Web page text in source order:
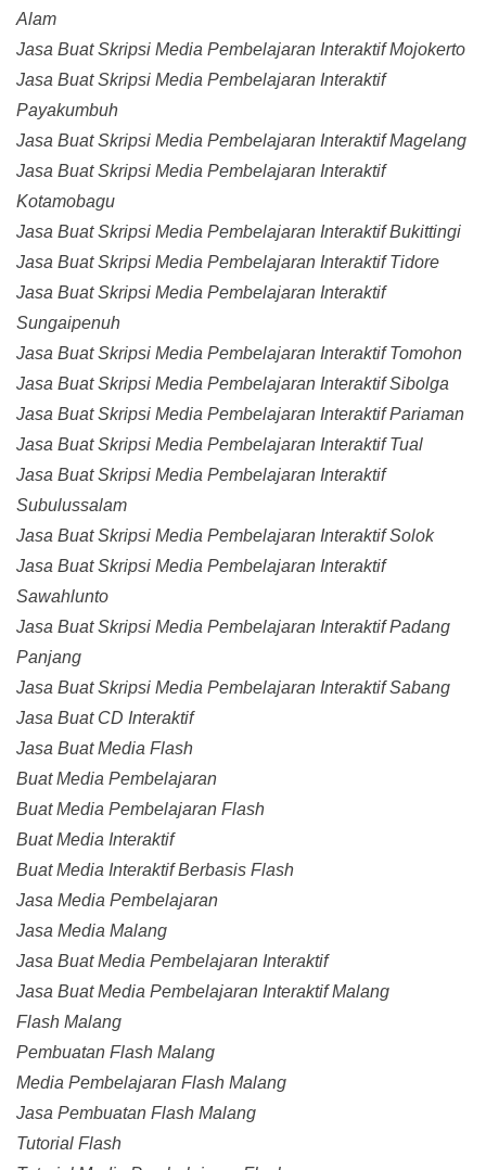
Alam
Jasa Buat Skripsi Media Pembelajaran Interaktif Mojokerto
Jasa Buat Skripsi Media Pembelajaran Interaktif
Payakumbuh
Jasa Buat Skripsi Media Pembelajaran Interaktif Magelang
Jasa Buat Skripsi Media Pembelajaran Interaktif
Kotamobagu
Jasa Buat Skripsi Media Pembelajaran Interaktif Bukittingi
Jasa Buat Skripsi Media Pembelajaran Interaktif Tidore
Jasa Buat Skripsi Media Pembelajaran Interaktif
Sungaipenuh
Jasa Buat Skripsi Media Pembelajaran Interaktif Tomohon
Jasa Buat Skripsi Media Pembelajaran Interaktif Sibolga
Jasa Buat Skripsi Media Pembelajaran Interaktif Pariaman
Jasa Buat Skripsi Media Pembelajaran Interaktif Tual
Jasa Buat Skripsi Media Pembelajaran Interaktif
Subulussalam
Jasa Buat Skripsi Media Pembelajaran Interaktif Solok
Jasa Buat Skripsi Media Pembelajaran Interaktif
Sawahlunto
Jasa Buat Skripsi Media Pembelajaran Interaktif Padang
Panjang
Jasa Buat Skripsi Media Pembelajaran Interaktif Sabang
Jasa Buat CD Interaktif
Jasa Buat Media Flash
Buat Media Pembelajaran
Buat Media Pembelajaran Flash
Buat Media Interaktif
Buat Media Interaktif Berbasis Flash
Jasa Media Pembelajaran
Jasa Media Malang
Jasa Buat Media Pembelajaran Interaktif
Jasa Buat Media Pembelajaran Interaktif Malang
Flash Malang
Pembuatan Flash Malang
Media Pembelajaran Flash Malang
Jasa Pembuatan Flash Malang
Tutorial Flash